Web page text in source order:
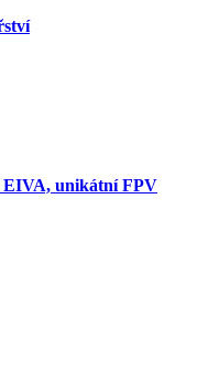
EIVA, unikátní FPV